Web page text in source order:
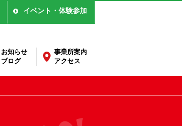
イベント・体験参加
お知らせ
ブログ
事業所案内
アクセス